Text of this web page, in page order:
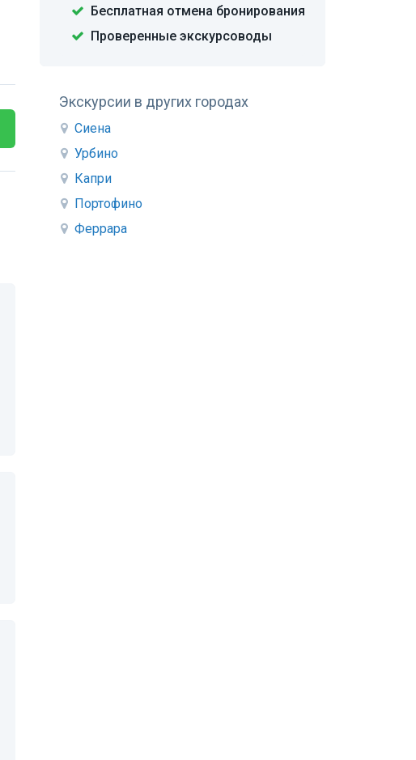
Бесплатная отмена бронирования
Проверенные экскурсоводы
Экскурсии в других городах
Сиена
Урбино
Капри
Портофино
Феррара